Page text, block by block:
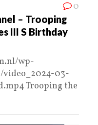
0
– Trooping
III S Birthday
wp-
video_2024-03-
Trooping the